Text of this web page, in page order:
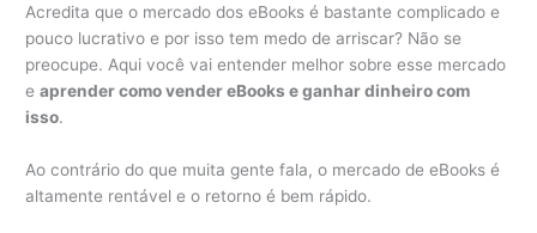
Acredita que o mercado dos eBooks é bastante complicado e
pouco lucrativo e por isso tem medo de arriscar? Não se
preocupe. Aqui você vai entender melhor sobre esse mercado
eaprender como vender eBooks e ganhar dinheiro com
isso.
Ao contrário do que muita gente fala, o mercado de eBooks é
altamente rentável e o retorno é bem rápido.